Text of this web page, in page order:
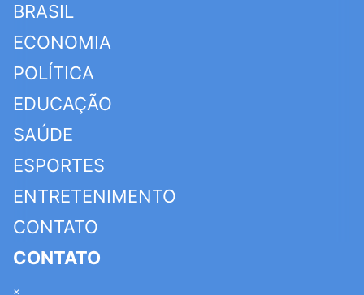
BRASIL
ECONOMIA
POLÍTICA
EDUCAÇÃO
SAÚDE
ESPORTES
ENTRETENIMENTO
CONTATO
CONTATO
×